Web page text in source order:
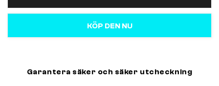
KÖP DEN NU
Garantera säker och säker utcheckning